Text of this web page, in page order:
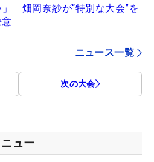
」 畑岡奈紗が“特別な大会”を
ニュース一覧
次の大会
ュー